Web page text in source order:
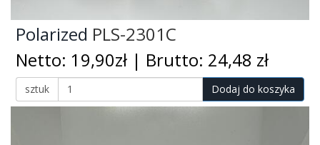
Polarized PLS-2301C
Netto: 19,90zł | Brutto: 24,48 zł
sztuk Dodaj do koszyka